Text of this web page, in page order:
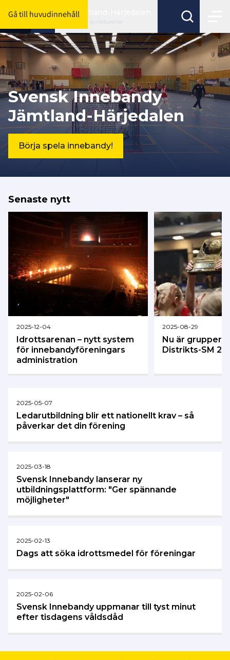
Gå till huvudinnehållJämtland-Härjedalen
Byt förbund här
Svensk Innebandy
Jämtland-Härjedalen
Börja spela innebandy!
Senaste nytt
2025-12-04
Idrottsarenan – nytt system
för innebandyföreningars
administration
2025-08-29
Nu är
Distrikts-SM
2025-05-07
Ledarutbildning blir ett nationellt krav – så
påverkar det din förening
2025-03-18
Svensk Innebandy lanserar ny
utbildningsplattform: "Ger spännande
möjligheter"
2025-02-13
Dags att söka idrottsmedel för föreningar
2025-02-06
Svensk Innebandy uppmanar till tyst minut
efter tisdagens våldsdåd